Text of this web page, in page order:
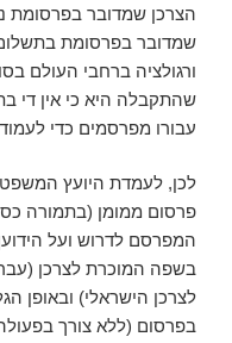
הצרכן שמדובר
שמדובר בפרסומת
ורגולציה ברחבי העולם
שהתקבלה היא כי אין די
עבורו מפרסמים כדי
לכן, לעמדת היועץ
פרסום ממומן (בתמורה
המפרסם לדרוש ועל
בשפה המוכרת לצרכן
לצרכן הישראלי) ובאופן
בפרסום (ללא צורך